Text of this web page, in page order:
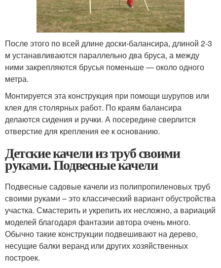
После этого по всей длине доски-балансира, длиной 2-3
м устанавливаются параллельно два бруса, а между
ними закрепляются брусья поменьше — около одного
метра.
Монтируется эта конструкция при помощи шурупов или
клея для столярных работ. По краям балансира
делаются сидения и ручки. А посередине сверлится
отверстие для крепления ее к основанию.
Детские качели из труб своими
руками. Подвесные качели
Подвесные садовые качели из полипропиленовых труб
своими руками – это классический вариант обустройства
участка. Смастерить и укрепить их несложно, а вариаций
моделей благодаря фантазии автора очень много.
Обычно такие конструкции подвешивают на дерево,
несущие балки веранд или других хозяйственных
построек.